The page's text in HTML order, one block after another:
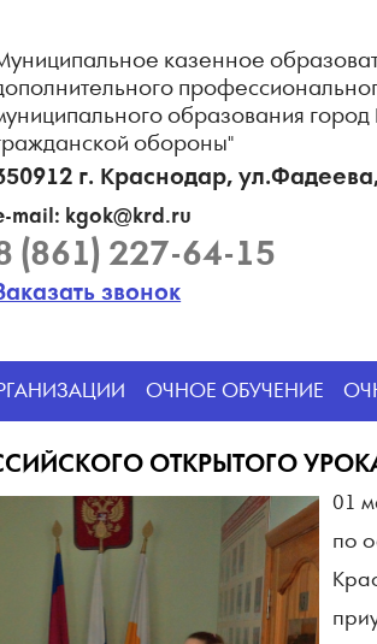
казенное
образования
обороны"
г. Краснодар,
mail: kgok@krd.ru
(861) 227-64-15
звонок
ОЧНОЕ ОБУЧЕНИЕ
ОТКРЫТОГО
01
по